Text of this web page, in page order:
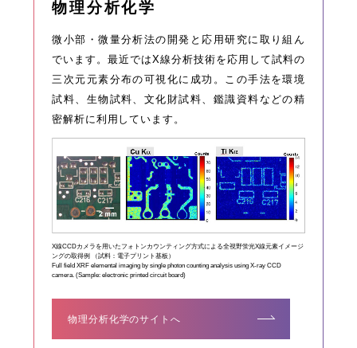
物理分析化学
微小部・微量分析法の開発と応用研究に取り組ん
でいます。最近ではX線分析技術を応用して試料の
三次元元素分布の可視化に成功。この手法を環境
試料、生物試料、文化財試料、鑑識資料などの精
密解析に利用しています。
X線CCDカメラを用いたフォトンカウンティング方式による全視野蛍光X線元素イメージ
ングの取得例 （試料：電子プリント基板）
Full field XRF elemental imaging by single photon counting analysis using X-ray CCD
camera. (Sample: electronic printed circuit board)
物理分析化学のサイトへ